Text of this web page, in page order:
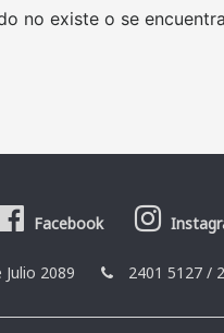
no existe o se
Facebook
2089 2401 5127 /